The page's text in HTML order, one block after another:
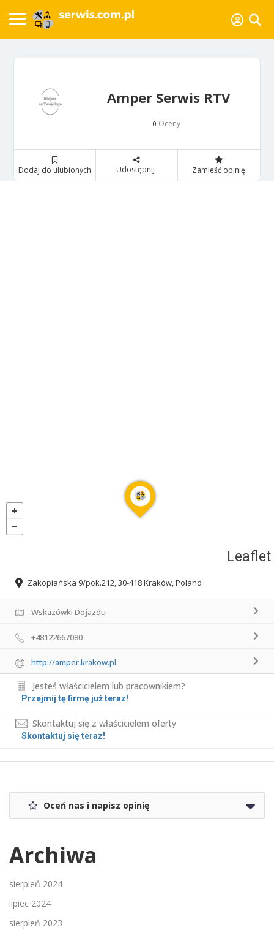
Amper Serwis RTV
0 Oceny
Dodaj do ulubionych Udostępnij Zamieść opinię
Leaflet
Zakopiańska 9/pok.212, 30-418 Kraków, Poland
Wskazówki Dojazdu
+48122667080
http://amper.krakow.pl
Jesteś właścicielem lub pracownikiem?
Przejmij tę firmę już teraz!
Skontaktuj się z właścicielem oferty
Skontaktuj się teraz!
Oceń nas i napisz opinię
Archiwa
sierpień 2024
lipiec 2024
sierpień 2023